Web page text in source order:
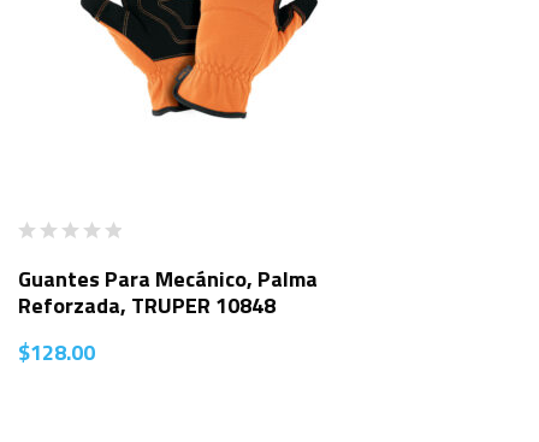
Guantes Para Mecánico, Palma
Reforzada, TRUPER 10848
$128.00